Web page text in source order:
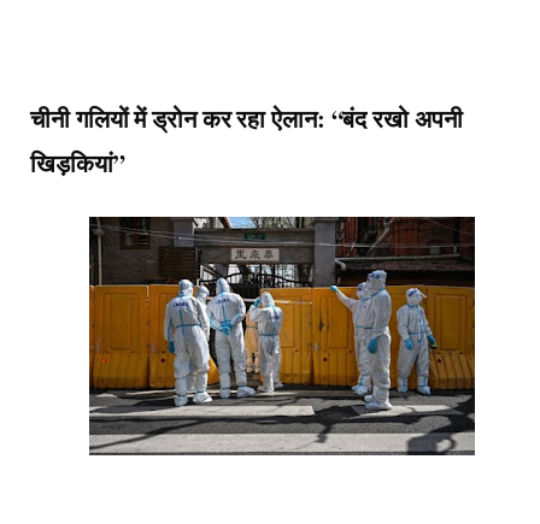
चीनी गलियों में ड्रोन कर रहा ऐलान: “बंद रखो अपनी
खिड़कियां”